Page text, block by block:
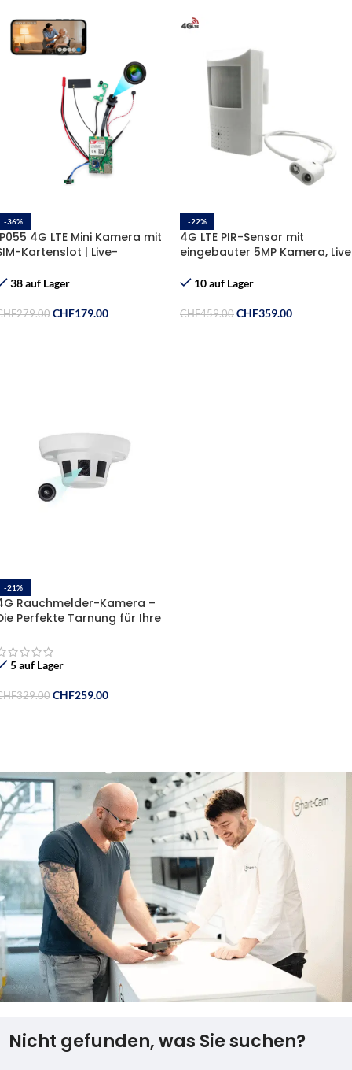
-36%
4G LTE Mini Kamera mit
Kartenslot | Live-
38 auf Lager
279.00 CHF179.00
-22%
4G LTE PIR-Sensor mit
eingebauter 5MP Kamera, Live
Gratis 32GB Speicherkarte,
10 auf Lager
CHF459.00 CHF359.00
-21%
Rauchmelder-Kamera –
Perfekte Tarnung für Ihre
5 auf Lager
329.00 CHF259.00
Nicht gefunden, was Sie suchen?